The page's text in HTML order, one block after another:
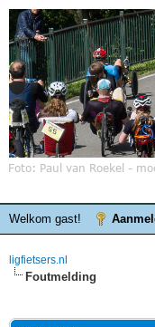
Welkom gast!
ligfietsers.nl
Foutmelding